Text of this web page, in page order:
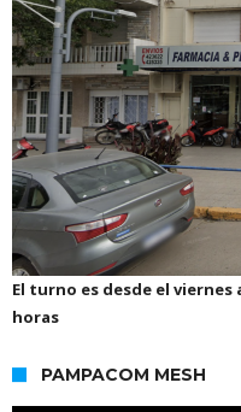
El turno es desde el viernes
horas
PAMPACOM MESH